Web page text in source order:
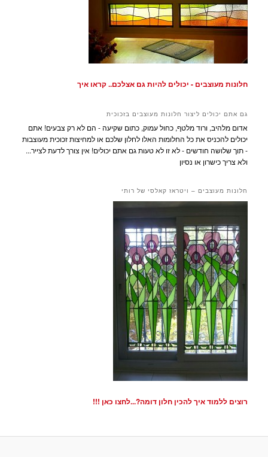
חלונות מעוצבים - יכולים להיות גם אצלכם.. קראו איך
גם אתם יכולים ליצור חלונות מעוצבים בזכוכית
אדום מלהיב, ורוד מלטף, כחול עמוק, כתום שקיעה - הם לא רק צבעים! אתם
יכולים להכניס את כל החלומות האלו לחלון שלכם או למחיצות זכוכית מעוצבות
- תוך שלושה חודשים - לא זו לא טעות גם אתם יכולים! אין צורך לדעת לצייר...
ולא צריך כישרון או נסיון
חלונות מעוצבים – ויטראז קאלסי של רותי
רוצים ללמוד איך להכין חלון דומה?...לחצו כאן !!!